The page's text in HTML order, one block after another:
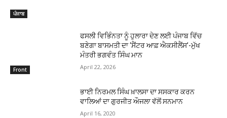
ਪੰਜਾਬ
Front
ਫਸਲੀ ਵਿਭਿੰਨਤਾ ਨੂੰ ਹੁਲਾਰਾ ਦੇਣ ਲਈ ਪੰਜਾਬ ਵਿੱਚ
ਬਣੇਗਾ ਬਾਸਮਤੀ ਦਾ ‘ਸੈਂਟਰ ਆਫ਼ ਐਕਸੀਲੈਂਸ’-ਮੁੱਖ
ਮੰਤਰੀ ਭਗਵੰਤ ਸਿੰਘ ਮਾਨ
April 22, 2026
ਭਾਈ ਨਿਰਮਲ ਸਿੰਘ ਖ਼ਾਲਸਾ ਦਾ ਸਸਕਾਰ ਕਰਨ
ਵਾਲਿਆਂ ਦਾ ਗੁਰਜੀਤ ਔਜਲਾ ਵੱਲੋਂ ਸਨਮਾਨ
April 16, 2020